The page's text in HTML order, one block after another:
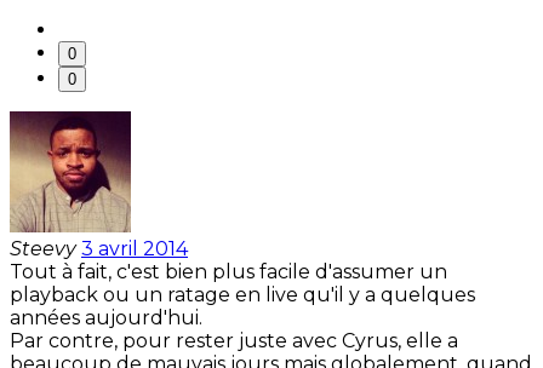
0
0
Steevy 3 avril 2014
Tout à fait, c'est bien plus facile d'assumer un
playback ou un ratage en live qu'il y a quelques
années aujourd'hui.
Par contre, pour rester juste avec Cyrus, elle a